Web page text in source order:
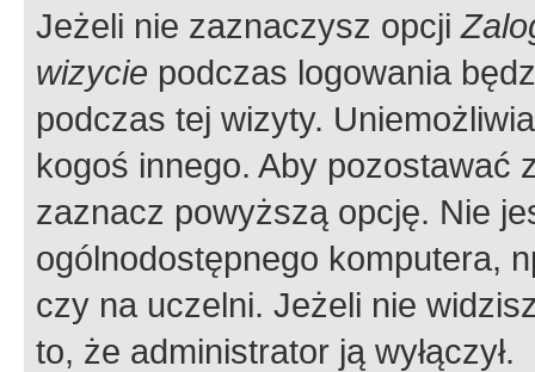
Jeżeli nie zaznaczysz opcji
wizycie podczas logowania
podczas tej wizyty.
kogoś innego. Aby pozostawać
zaznacz powyższą opcję. Nie
ogólnodostępnego komputera,
czy na uczelni. Jeżeli nie
to, że administrator ją wyłączył.